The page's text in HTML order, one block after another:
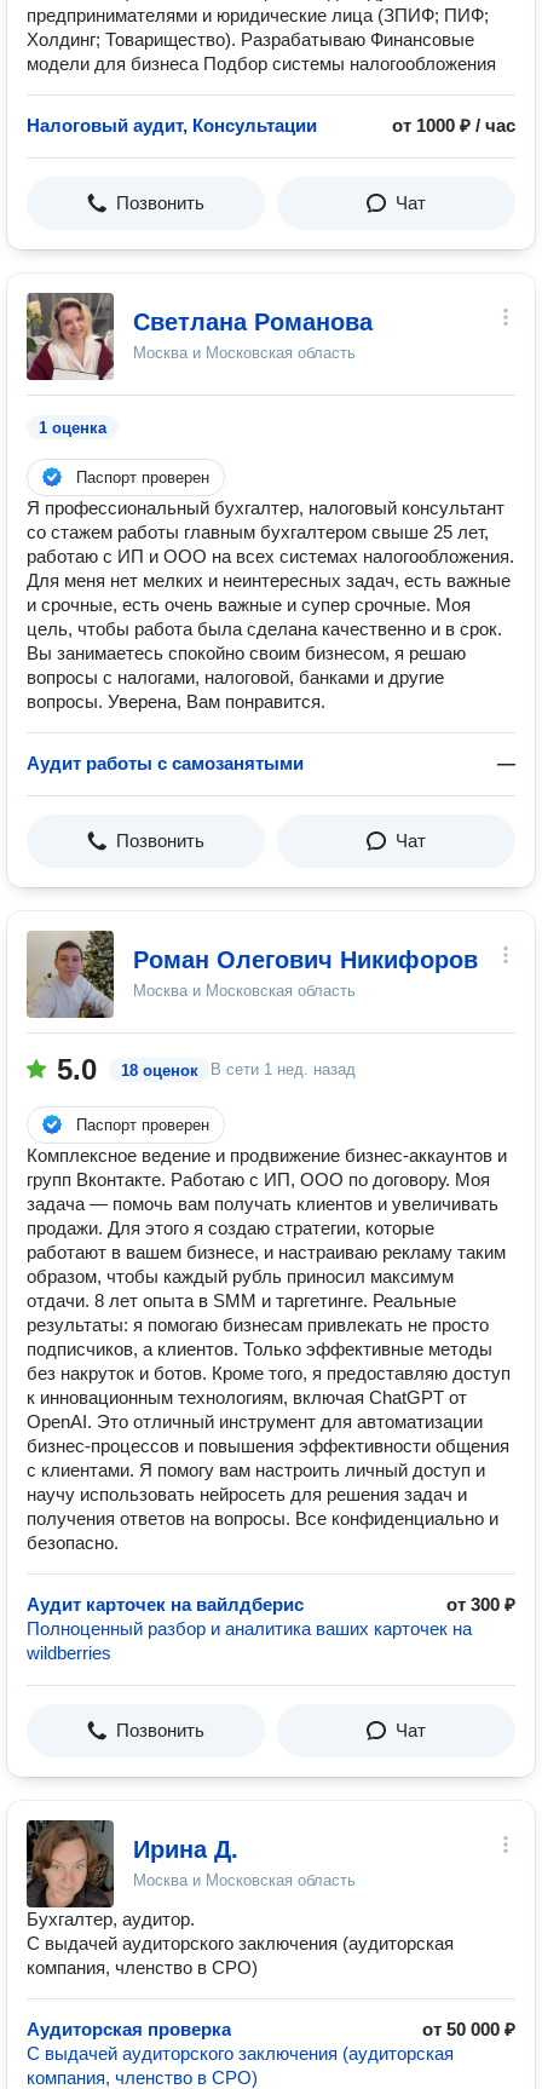
предпринимателями и юридические лица (ЗПИФ; ПИФ;
Холдинг; Товарищество). Разрабатываю Финансовые
модели для бизнеса Подбор системы налогообложения
Налоговый аудит, Консультации от 1000 ₽ / час
Позвонить Чат
Светлана Романова
Москва и Московская область
1 оценка
Паспорт проверен
Я профессиональный бухгалтер, налоговый консультант
со стажем работы главным бухгалтером свыше 25 лет,
работаю с ИП и ООО на всех системах налогообложения.
Для меня нет мелких и неинтересных задач, есть важные
и срочные, есть очень важные и супер срочные. Моя
цель, чтобы работа была сделана качественно и в срок.
Вы занимаетесь спокойно своим бизнесом, я решаю
вопросы с налогами, налоговой, банками и другие
вопросы. Уверена, Вам понравится.
Аудит работы с самозанятыми —
Позвонить Чат
Роман Олегович Никифоров
Москва и Московская область
5.0 18 оценок В сети 1 нед. назад
Паспорт проверен
Комплексное ведение и продвижение бизнес-аккаунтов и
групп Вконтакте. Работаю с ИП, ООО по договору. Моя
задача — помочь вам получать клиентов и увеличивать
продажи. Для этого я создаю стратегии, которые
работают в вашем бизнесе, и настраиваю рекламу таким
образом, чтобы каждый рубль приносил максимум
отдачи. 8 лет опыта в SMM и таргетинге. Реальные
результаты: я помогаю бизнесам привлекать не просто
подписчиков, а клиентов. Только эффективные методы
без накруток и ботов. Кроме того, я предоставляю доступ
к инновационным технологиям, включая ChatGPT от
OpenAI. Это отличный инструмент для автоматизации
бизнес-процессов и повышения эффективности общения
с клиентами. Я помогу вам настроить личный доступ и
научу использовать нейросеть для решения задач и
получения ответов на вопросы. Все конфиденциально и
безопасно.
Аудит карточек на вайлдберис
от 300 ₽
Полноценный разбор и аналитика ваших карточек на
wildberries
Позвонить Чат
Ирина Д.
Москва и Московская область
Бухгалтер, аудитор.
С выдачей аудиторского заключения (аудиторская
компания, членство в СРО)
Аудиторская проверка
от 50 000 ₽
С выдачей аудиторского заключения (аудиторская
компания, членство в СРО)